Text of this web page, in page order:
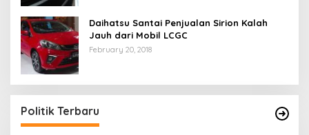
Daihatsu Santai Penjualan Sirion Kalah
Jauh dari Mobil LCGC
February 20, 2018
Politik Terbaru